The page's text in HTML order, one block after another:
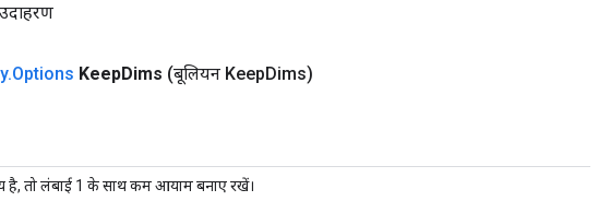
.Options KeepDims (बूलियन KeepDims)
है, तो लंबाई 1 के साथ कम आयाम बनाए रखें।